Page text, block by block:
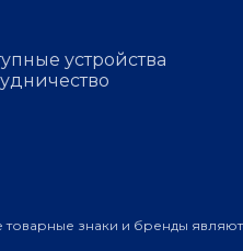
устройства
знаки и бренды